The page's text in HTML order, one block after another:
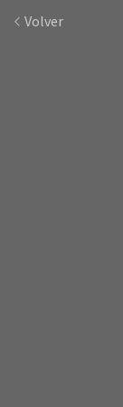
Volver